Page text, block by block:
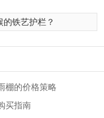
铁艺护栏？
棚的价格策略
买指南